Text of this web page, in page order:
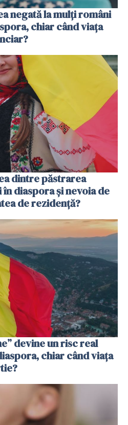
negată la mulți români
chiar când viața
dintre păstrarea
diaspora și nevoia de
de rezidență?
devine un risc real
chiar când viața